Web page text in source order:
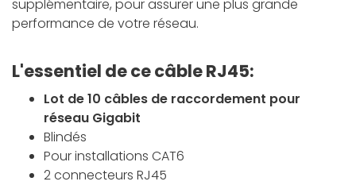
supplémentaire, pour assurer une plus grande
performance de votre réseau.
L'essentiel de ce câble RJ45:
Lot de 10 câbles de raccordement pour
réseau Gigabit
Blindés
Pour installations CAT6
2 connecteurs RJ45